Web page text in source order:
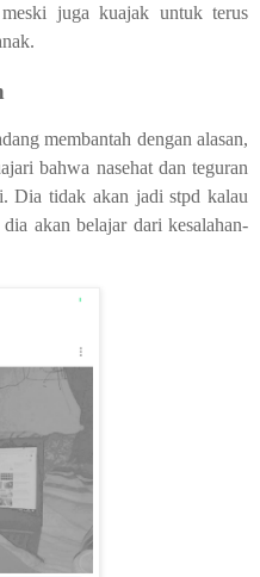
juga kuajak untuk terus
membantah dengan alasan,
bahwa nasehat dan teguran
Dia tidak akan jadi stpd kalau
akan belajar dari kesalahan-